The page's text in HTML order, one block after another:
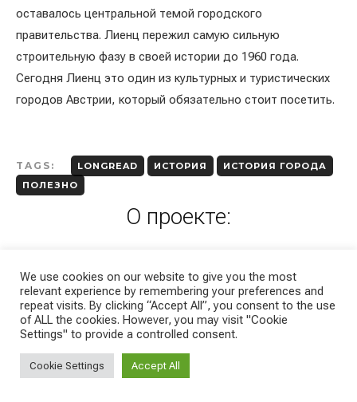
оставалось центральной темой городского
правительства. Лиенц пережил самую сильную
строительную фазу в своей истории до 1960 года.
Сегодня Лиенц это один из культурных и туристических
городов Австрии, который обязательно стоит посетить.
TAGS: LONGREAD ИСТОРИЯ
ИСТОРИЯ ГОРОДА
ПОЛЕЗНО
О проекте:
2017 году я эмигрировал с семьёй из Краснодара в Австрию.
Мы с женой работаем в маркетинге, а для помощи тем, кто
хотел бы переехать, создали сайтEmigrants.life.
жизни, быте в Австрии и Европе. Переходите на сайт проекта
We use cookies on our website to give you the most
relevant experience by remembering your preferences and
repeat visits. By clicking “Accept All”, you consent to the use
of ALL the cookies. However, you may visit "Cookie
Settings" to provide a controlled consent.
Cookie Settings Accept All